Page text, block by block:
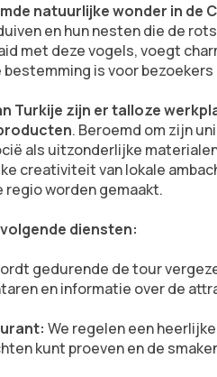
natuurlijke wonder in de
en hun nesten die de
met deze vogels, voegt
is voor
Turkije zijn er talloze
. Beroemd om zijn
als uitzonderlijke
creativiteit van lokale
worden gemaakt.
diensten:
gedurende de tour
en informatie over de
We regelen een
kunt proeven en de